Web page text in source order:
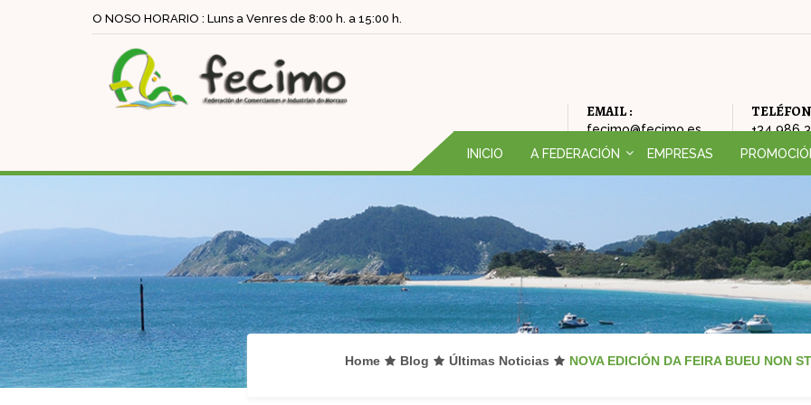
O NOSO HORARIO : Luns a Venres de 8:00 h. a 15:00 h.
EMAIL :
fecimo@fecimo.es +34 986
INICIO
A FEDERACIÓN
FILOSOFÍA DA FEDERACIÓN
ONDE ESTAMOS
EMPRESAS
FEIRA DE
AMODIÑA
NADAL
Home Blog Últimas Noticias NOVA EDICIÓN DA FEIRA BUEU NON